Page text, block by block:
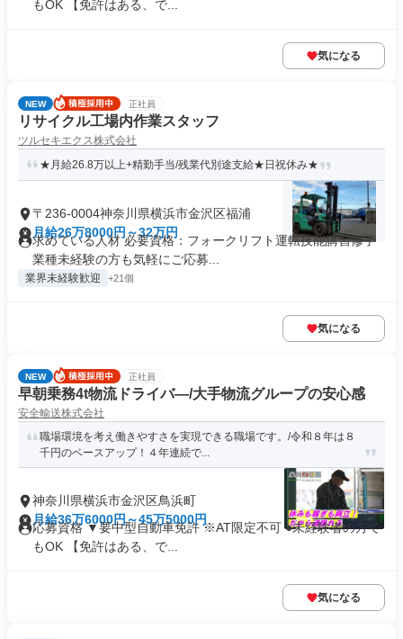
もOK 【免許はある、で...
気になる
NEW 正社員
リサイクル工場内作業スタッフ
ツルセキエクス株式会社
★月給26.8万以上+精勤手当/残業代別途支給★日祝休み★
〒236-0004神奈川県横浜市金沢区福浦
月給26万8000円～32万円
求めている人材 必要資格：フォークリフト運転技能講習修了
業種未経験の方も気軽にご応募...
業界未経験歓迎 +21個
気になる
NEW 正社員
早朝乗務4t物流ドライバ―/大手物流グループの安心感
安全輸送株式会社
職場環境を考え働きやすさを実現できる職場です。/令和８年は８
千円のベースアップ！４年連続で...
神奈川県横浜市金沢区鳥浜町
月給36万6000円～45万5000円
応募資格 ▼要中型自動車免許 ※AT限定不可 ●未経験者の方で
もOK 【免許はある、で...
気になる